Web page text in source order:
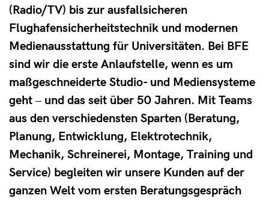
(Radio/TV) bis zur ausfallsicheren
Flughafensicherheitstechnik und modernen
Medienausstattung für Universitäten. Bei BFE
sind wir die erste Anlaufstelle, wenn es um
maßgeschneiderte Studio- und Mediensysteme
geht ‒ und das seit über 50 Jahren. Mit Teams
aus den verschiedensten Sparten (Beratung,
Planung, Entwicklung, Elektrotechnik,
Mechanik, Schreinerei, Montage, Training und
Service) begleiten wir unsere Kunden auf der
ganzen Welt vom ersten Beratungsgespräch